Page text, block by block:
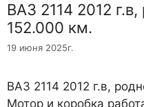
ВАЗ 2114 2012
152.000 км.
19 июня 2025г.
ВАЗ 2114 2012 г.в,
Мотор и коробка